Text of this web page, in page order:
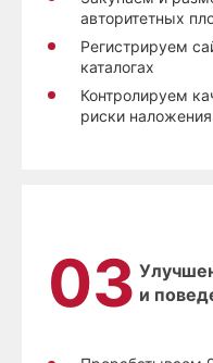
авторитетных
Регистрируем
каталогах
Контролируем
риски
и